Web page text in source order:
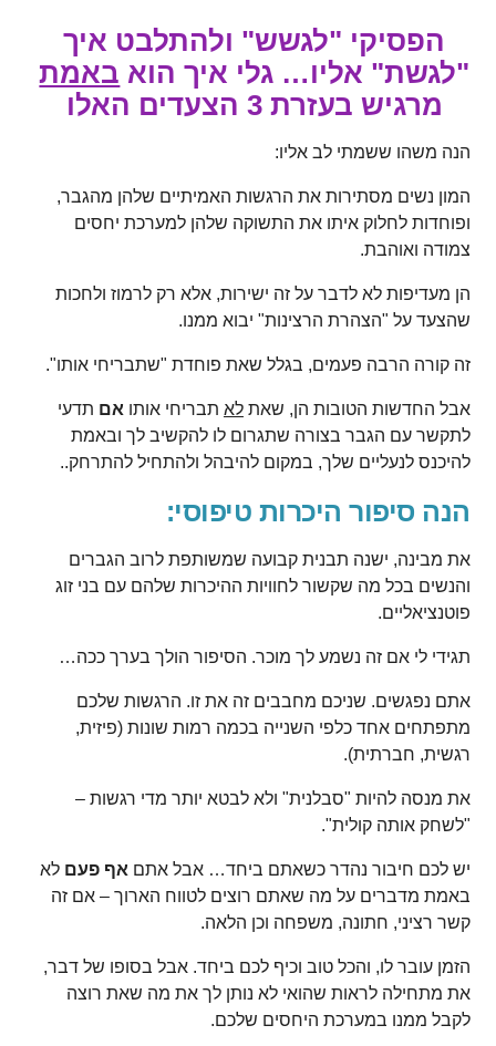
הפסיקי "לגשש" ולהתלבט איך
"לגשת" אליו… גלי איך הוא באמת
מרגיש בעזרת 3 הצעדים האלו
הנה משהו ששמתי לב אליו:
המון נשים מסתירות את הרגשות האמיתיים שלהן מהגבר,
ופוחדות לחלוק איתו את התשוקה שלהן למערכת יחסים
צמודה ואוהבת.
הן מעדיפות לא לדבר על זה ישירות, אלא רק לרמוז ולחכות
שהצעד על "הצהרת הרצינות" יבוא ממנו.
זה קורה הרבה פעמים, בגלל שאת פוחדת "שתבריחי אותו".
אבל החדשות הטובות הן, שאתלא תבריחי אותו אם תדעי
לתקשר עם הגבר בצורה שתגרום לו להקשיב לך ובאמת
להיכנס לנעליים שלך, במקום להיבהל ולהתחיל להתרחק..
הנה סיפור היכרות טיפוסי:
את מבינה, ישנה תבנית קבועה שמשותפת לרוב הגברים
והנשים בכל מה שקשור לחוויות ההיכרות שלהם עם בני זוג
פוטנציאליים.
תגידי לי אם זה נשמע לך מוכר. הסיפור הולך בערך ככה…
אתם נפגשים. שניכם מחבבים זה את זו. הרגשות שלכם
מתפתחים אחד כלפי השנייה בכמה רמות שונות (פיזית,
רגשית, חברתית).
את מנסה להיות "סבלנית" ולא לבטא יותר מדי רגשות –
"לשחק אותה קולית".
יש לכם חיבור נהדר כשאתם ביחד… אבל אתם אף פעם לא
באמת מדברים על מה שאתם רוצים לטווח הארוך – אם זה
קשר רציני, חתונה, משפחה וכן הלאה.
הזמן עובר לו, והכל טוב וכיף לכם ביחד. אבל בסופו של דבר,
את מתחילה לראות שהואי לא נותן לך את מה שאת רוצה
לקבל ממנו במערכת היחסים שלכם.